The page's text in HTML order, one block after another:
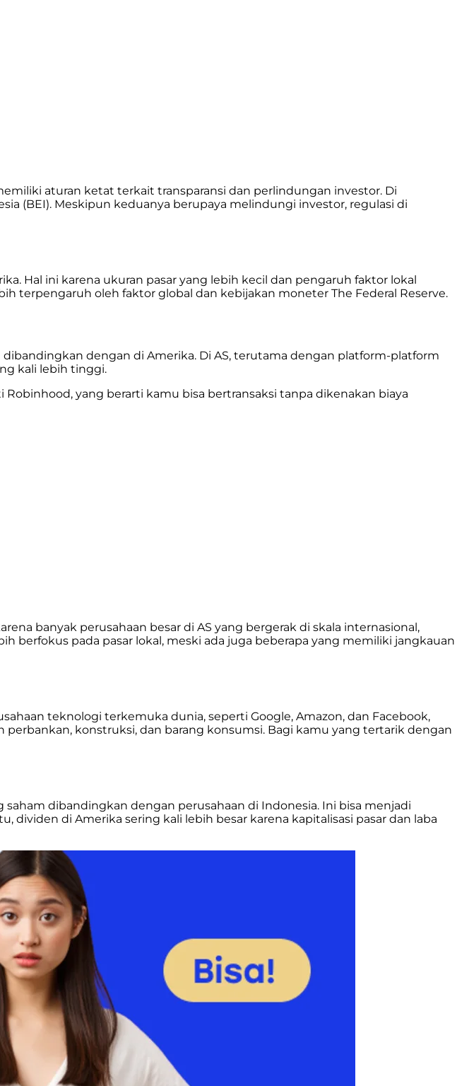
aturan ketat terkait transparansi dan perlindungan investor. Di
(BEI). Meskipun keduanya berupaya melindungi investor, regulasi di
Hal ini karena ukuran pasar yang lebih kecil dan pengaruh faktor lokal
terpengaruh oleh faktor global dan kebijakan moneter The Federal Reserve.
dengan di Amerika. Di AS, terutama dengan platform-platform
kali lebih tinggi.
yang berarti kamu bisa bertransaksi tanpa dikenakan biaya
banyak perusahaan besar di AS yang bergerak di skala internasional,
berfokus pada pasar lokal, meski ada juga beberapa yang memiliki jangkauan
teknologi terkemuka dunia, seperti Google, Amazon, dan Facebook,
perbankan, konstruksi, dan barang konsumsi. Bagi kamu yang tertarik dengan
dibandingkan dengan perusahaan di Indonesia. Ini bisa menjadi
dividen di Amerika sering kali lebih besar karena kapitalisasi pasar dan laba